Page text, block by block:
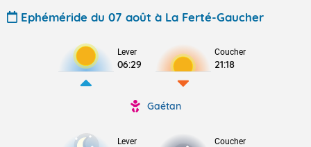
Ephéméride du 07 août à La Ferté-Gaucher
Lever
06:29
Coucher
21:18
Gaétan
Lever Coucher